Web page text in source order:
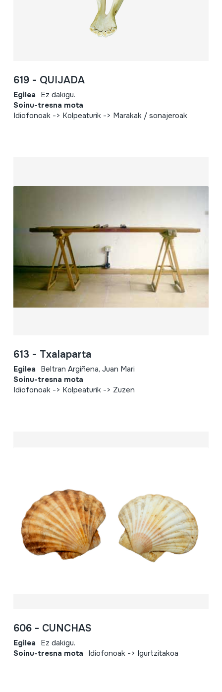
619 - QUIJADA
Egilea Ez dakigu.
Soinu-tresna mota
Idiofonoak -> Kolpeaturik -> Marakak / sonajeroak
613 - Txalaparta
Egilea Beltran Argiñena, Juan Mari
Soinu-tresna mota
Idiofonoak -> Kolpeaturik -> Zuzen
606 - CUNCHAS
Egilea Ez dakigu.
Soinu-tresna mota Idiofonoak -> Igurtzitakoa